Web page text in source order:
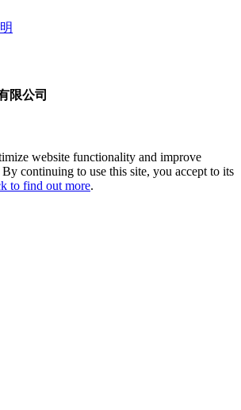
限公司
website functionality and improve
continuing to use this site, you accept to its
to find out more.